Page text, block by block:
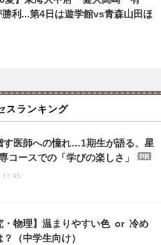
利...第4日は遊学館vs青森山田ほ
スランキング
す医師への憧れ…1期生が語る、星
コースでの「学びの楽しさ」
PR
11:45
・物理】温まりやすい色 or 冷め
（中学生向け）